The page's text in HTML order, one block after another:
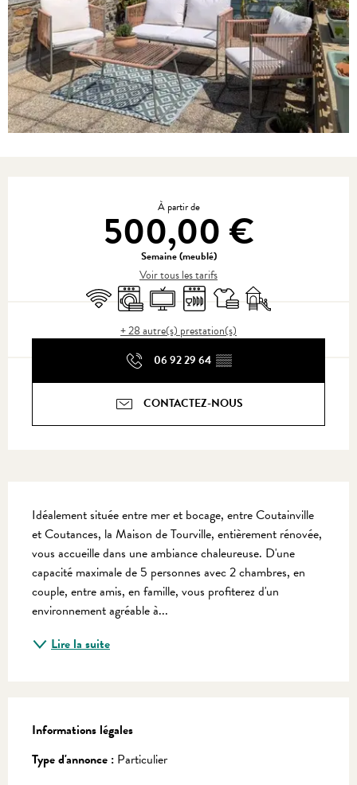
À partir de
500,00 €
Semaine (meublé)
Voir tous les tarifs
WiFi Lave lingeTélévisionLave vaisselleDraps et lingeJeux pour enfants /
+ 28 autre(s) prestation(s)
06 92 29 64 ▒▒
CONTACTEZ-NOUS
Idéalement située entre mer et bocage, entre Coutainville
et Coutances, la Maison de Tourville, entièrement rénovée,
vous accueille dans une ambiance chaleureuse. D'une
capacité maximale de 5 personnes avec 2 chambres, en
couple, entre amis, en famille, vous profiterez d'un
environnement agréable à...
Lire la suite
Informations légales
Informations légales
Type d'annonce : Particulier